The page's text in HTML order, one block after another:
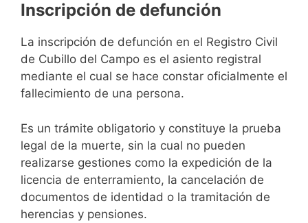
Inscripción de defunción
La inscripción de defunción en el Registro Civil
de Cubillo del Campo es el asiento registral
mediante el cual se hace constar oficialmente el
fallecimiento de una persona.
Es un trámite obligatorio y constituye la prueba
legal de la muerte, sin la cual no pueden
realizarse gestiones como la expedición de la
licencia de enterramiento, la cancelación de
documentos de identidad o la tramitación de
herencias y pensiones.